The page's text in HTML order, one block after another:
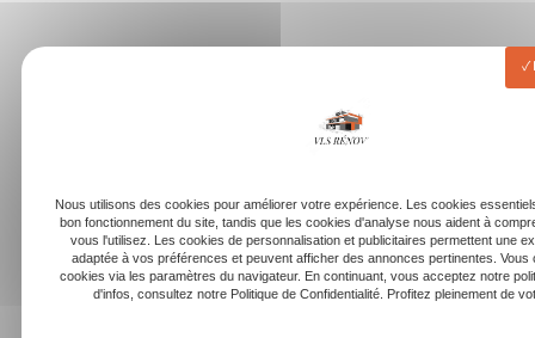
Nous utilisons des cookies pour améliorer votre expérience. Les cookies
bon fonctionnement du site, tandis que les cookies d'analyse nous aident à
vous l'utilisez. Les cookies de personnalisation et publicitaires permettent une
adaptée à vos préférences et peuvent afficher des annonces pertinentes. Vous
cookies via les paramètres du navigateur. En continuant, vous acceptez notre
d'infos, consultez notre Politique de Confidentialité. Profitez pleinement de